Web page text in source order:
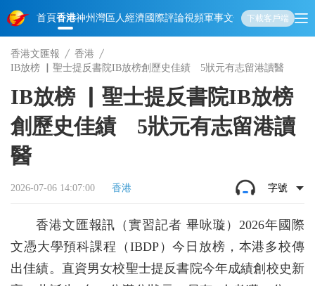
首頁香港神州 灣區人經濟國際評論視頻軍事文化 娛樂生活教育體
下載客戶端
香港文匯報
香港
IB放榜 ▏聖士提反書院IB放榜創歷史佳績 5狀元有志留港讀醫
IB放榜 ▏聖士提反書院IB放榜
創歷史佳績 5狀元有志留港讀
醫
2026-07-06 14:07:00 香港 字號
香港文匯報訊（實習記者 畢咏璇）2026年國際
文憑大學預科課程（IBDP）今日放榜，本港多校傳
出佳績。直資男女校聖士提反書院今年成績創校史新